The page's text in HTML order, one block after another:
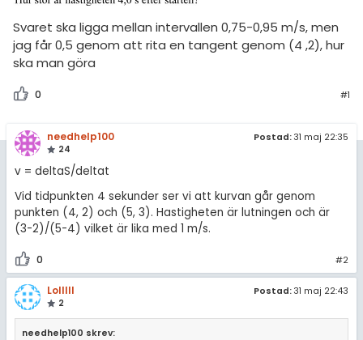
Svaret ska ligga mellan intervallen 0,75-0,95 m/s, men
jag får 0,5 genom att rita en tangent genom (4 ,2), hur
ska man göra
0 #1
needhelp100
24
Postad: 31 maj 22:35
v = deltaS/deltat
Vid tidpunkten 4 sekunder ser vi att kurvan går genom
punkten (4, 2) och (5, 3). Hastigheten är lutningen och är
(3-2)/(5-4) vilket är lika med 1 m/s.
0 #2
Lolllll
2
Postad: 31 maj 22:43
needhelp100 skrev:
För lärare
Cookie-inställningar
ämnen
diskussioner